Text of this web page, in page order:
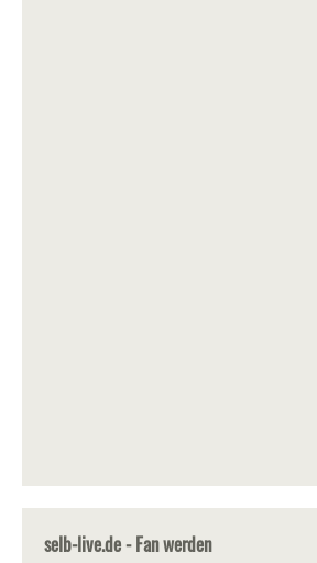
selb-live.de - Fan werden